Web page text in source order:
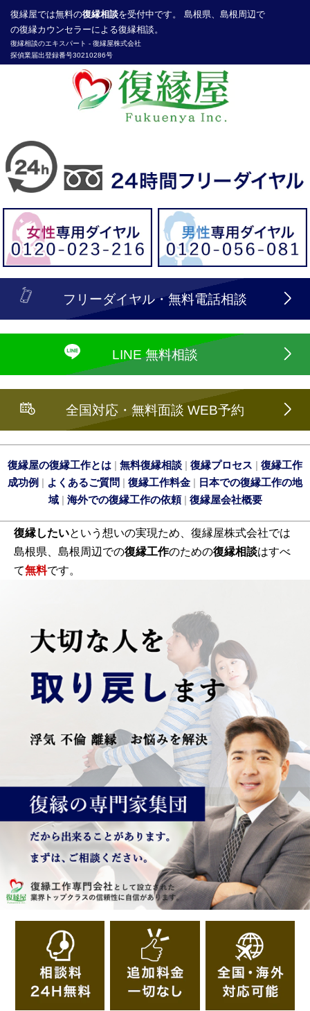
復縁屋では無料の復縁相談を受付中です。 島根県、島根周辺で
の復縁カウンセラーによる復縁相談。
復縁相談のエキスパート - 復縁屋株式会社
探偵業届出登録番号30210286号
フリーダイヤル・無料電話相談
LINE 無料相談
全国対応・無料面談 WEB予約
復縁屋の復縁工作とは | 無料復縁相談 | 復縁プロセス | 復縁工作
成功例 | よくあるご質問 | 復縁工作料金 | 日本での復縁工作の地
域| 海外での復縁工作の依頼| 復縁屋会社概要
復縁したいという想いの実現ため、復縁屋株式会社では
島根県、島根周辺での復縁工作のための復縁相談はすべ
て無料です。